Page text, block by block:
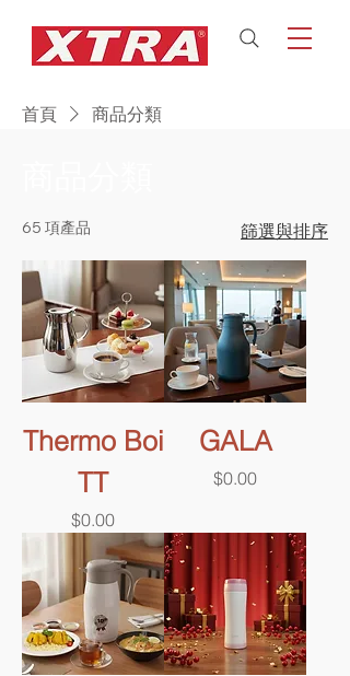
首頁 商品分類
65 項產品 篩選與排序
Thermo Boi
TT
價格
$0.00
GALA
價格
$0.00